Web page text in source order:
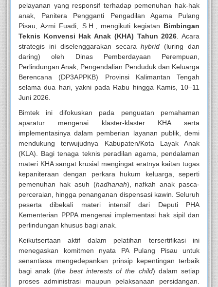
pelayanan yang responsif terhadap pemenuhan hak-hak
anak, Panitera Pengganti Pengadilan Agama Pulang
Pisau, Azmi Fuadi, S.H., mengikuti kegiatan Bimbingan
Teknis Konvensi Hak Anak (KHA) Tahun 2026. Acara
strategis ini diselenggarakan secarahybrid (luring dan
daring) oleh Dinas Pemberdayaan Perempuan,
Perlindungan Anak, Pengendalian Penduduk dan Keluarga
Berencana (DP3APPKB) Provinsi Kalimantan Tengah
selama dua hari, yakni pada Rabu hingga Kamis, 10–11
Juni 2026.
Bimtek ini difokuskan pada penguatan pemahaman
aparatur mengenai klaster-klaster KHA serta
implementasinya dalam pemberian layanan publik, demi
mendukung terwujudnya Kabupaten/Kota Layak Anak
(KLA). Bagi tenaga teknis peradilan agama, pendalaman
materi KHA sangat krusial mengingat eratnya kaitan tugas
kepaniteraan dengan perkara hukum keluarga, seperti
pemenuhan hak asuh (hadhanah), nafkah anak pasca-
perceraian, hingga penanganan dispensasi kawin. Seluruh
peserta dibekali materi intensif dari Deputi PHA
Kementerian PPPA mengenai implementasi hak sipil dan
perlindungan khusus bagi anak.
Keikutsertaan aktif dalam pelatihan tersertifikasi ini
menegaskan komitmen nyata PA Pulang Pisau untuk
senantiasa mengedepankan prinsip kepentingan terbaik
bagi anak (the best interests of the child) dalam setiap
proses administrasi maupun pelaksanaan persidangan.